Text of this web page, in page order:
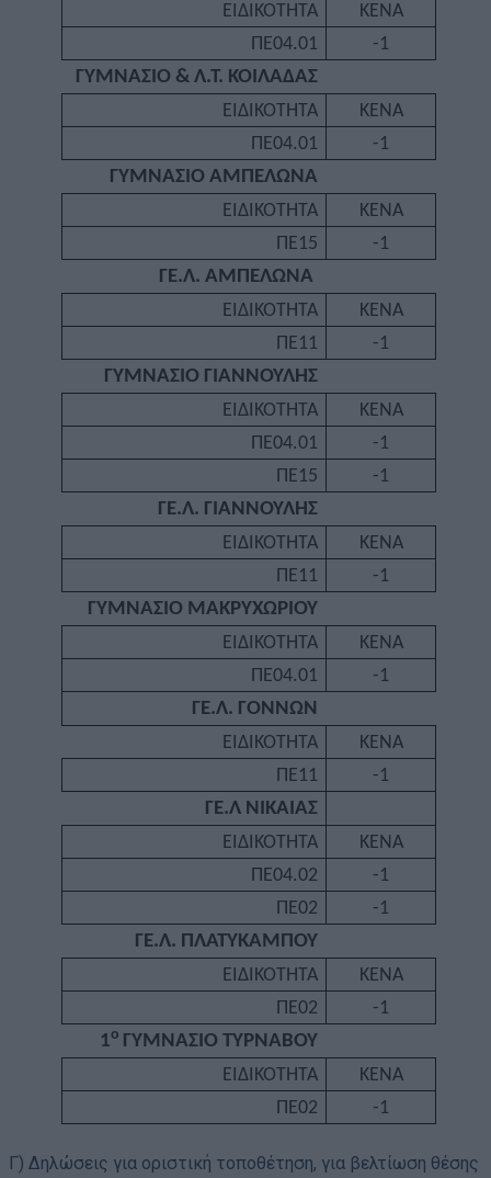
ΕΙΔΙΚΟΤΗΤΑ
ΚΕΝΑ
ΠΕ04.01
-1
ΓΥΜΝΑΣΙΟ & Λ.Τ. ΚΟΙΛΑΔΑΣ
ΕΙΔΙΚΟΤΗΤΑ
ΚΕΝΑ
ΠΕ04.01
-1
ΓΥΜΝΑΣΙΟ ΑΜΠΕΛΩΝΑ
ΕΙΔΙΚΟΤΗΤΑ
ΚΕΝΑ
ΠΕ15
-1
ΓΕ.Λ. ΑΜΠΕΛΩΝΑ
ΕΙΔΙΚΟΤΗΤΑ
ΚΕΝΑ
ΠΕ11
-1
ΓΥΜΝΑΣΙΟ ΓΙΑΝΝΟΥΛΗΣ
ΕΙΔΙΚΟΤΗΤΑ
ΚΕΝΑ
ΠΕ04.01
-1
ΠΕ15
-1
ΓΕ.Λ. ΓΙΑΝΝΟΥΛΗΣ
ΕΙΔΙΚΟΤΗΤΑ
ΚΕΝΑ
ΠΕ11
-1
ΓΥΜΝΑΣΙΟ ΜΑΚΡΥΧΩΡΙΟΥ
ΕΙΔΙΚΟΤΗΤΑ
ΚΕΝΑ
ΠΕ04.01
-1
ΓΕ.Λ. ΓΟΝΝΩΝ
ΕΙΔΙΚΟΤΗΤΑ
ΚΕΝΑ
ΠΕ11
-1
ΓΕ.Λ ΝΙΚΑΙΑΣ
ΕΙΔΙΚΟΤΗΤΑ
ΚΕΝΑ
ΠΕ04.02
-1
ΠΕ02
-1
ΓΕ.Λ. ΠΛΑΤΥΚΑΜΠΟΥ
ΕΙΔΙΚΟΤΗΤΑ
ΚΕΝΑ
ΠΕ02
-1
1ο ΓΥΜΝΑΣΙΟ ΤΥΡΝΑΒΟΥ
ΕΙΔΙΚΟΤΗΤΑ
ΚΕΝΑ
ΠΕ02
-1
Γ) Δηλώσεις για οριστική τοποθέτηση, για βελτίωση θέσης